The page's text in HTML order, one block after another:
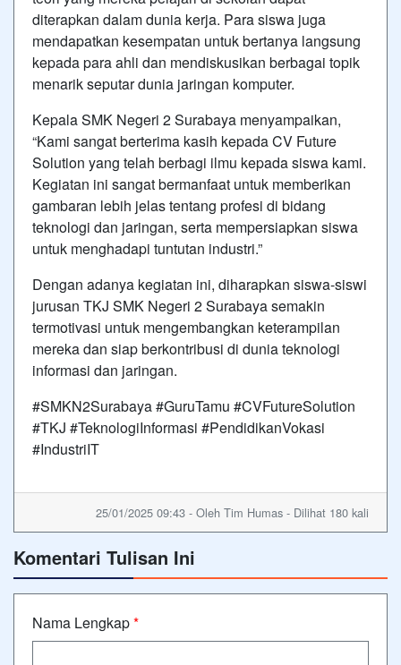
diterapkan dalam dunia kerja. Para siswa juga
mendapatkan kesempatan untuk bertanya langsung
kepada para ahli dan mendiskusikan berbagai topik
menarik seputar dunia jaringan komputer.
Kepala SMK Negeri 2 Surabaya menyampaikan,
“Kami sangat berterima kasih kepada CV Future
Solution yang telah berbagi ilmu kepada siswa kami.
Kegiatan ini sangat bermanfaat untuk memberikan
gambaran lebih jelas tentang profesi di bidang
teknologi dan jaringan, serta mempersiapkan siswa
untuk menghadapi tuntutan industri.”
Dengan adanya kegiatan ini, diharapkan siswa-siswi
jurusan TKJ SMK Negeri 2 Surabaya semakin
termotivasi untuk mengembangkan keterampilan
mereka dan siap berkontribusi di dunia teknologi
informasi dan jaringan.
#SMKN2Surabaya #GuruTamu #CVFutureSolution
#TKJ #TeknologiInformasi #PendidikanVokasi
#IndustriIT
25/01/2025 09:43 - Oleh Tim Humas - Dilihat 180 kali
Komentari Tulisan Ini
Nama Lengkap*